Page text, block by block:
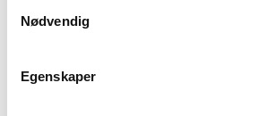
Nødvendig
Egenskaper